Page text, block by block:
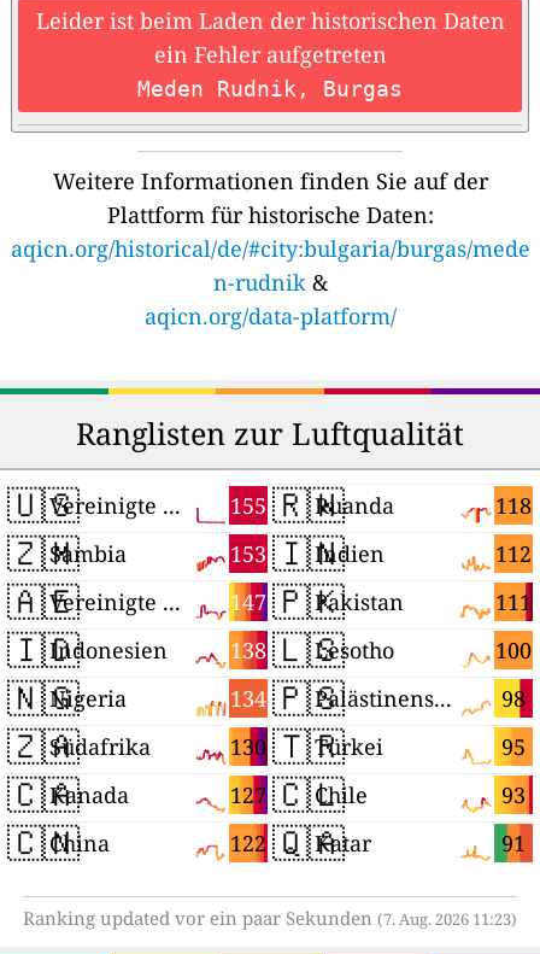
Leider ist beim Laden der historischen Daten
ein Fehler aufgetreten
Meden Rudnik, Burgas
Weitere Informationen finden Sie auf der
Plattform für historische Daten:
aqicn.org/historical/de/#city:bulgaria/burgas/mede
n-rudnik&
aqicn.org/data-platform/
Ranglisten zur Luftqualität
🇺🇸 155
Vereinigte Staaten
🇿🇲 153
Sambia
🇦🇪 147
Vereinigte Arabische Emirate
🇮🇩 138
Indonesien
🇳🇬 134
Nigeria
🇿🇦 130
Südafrika
🇨🇦 127
Kanada
🇨🇳 122
China
🇷🇼 118
Ruanda
🇮🇳 112
Indien
🇵🇰 111
Pakistan
🇱🇸 100
Lesotho
🇵🇸 98
Palästinensische Autonomiegebiete
🇹🇷 95
Türkei
🇨🇱 93
Chile
🇶🇦 91
Katar
Ranking updated vor ein paar Sekunden (7. Aug. 2026 11:23)